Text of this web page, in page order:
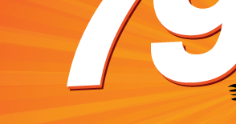
Từ tháng 5 đến tháng 10, lượng
thấp điểm nên giá cả dịch vụ sẽ tiết
sắc diễn ra quanh năm. Lựa chọn
cảm nhận được không khí sôi
người dân nơi đây.